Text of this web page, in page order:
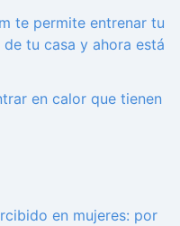
te permite entrenar tu
tu casa y ahora está
en calor que tienen
en mujeres: por